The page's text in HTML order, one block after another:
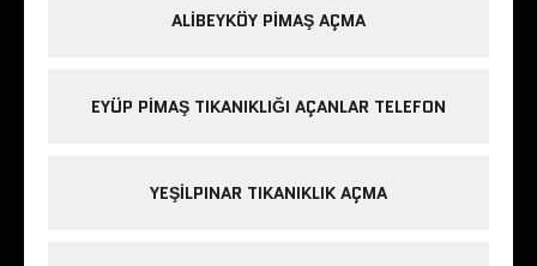
ALIBEYKÖY PIMAŞ AÇMA
EYÜP PIMAŞ TIKANIKLIĞI AÇANLAR TELEFON
YEŞILPINAR TIKANIKLIK AÇMA